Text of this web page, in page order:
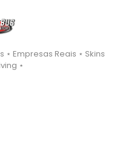
⋆ Empresas Reais ⋆ Skins
⋆